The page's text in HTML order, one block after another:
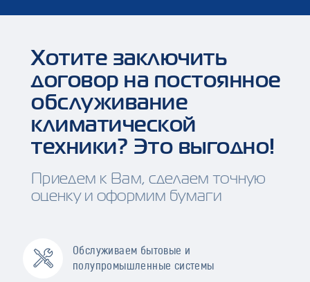
Хотите заключить
договор на постоянное
обслуживание
климатической
техники? Это выгодно!
Приедем к Вам, сделаем точную
оценку и оформим бумаги
Обслуживаем бытовые и
полупромышленные системы